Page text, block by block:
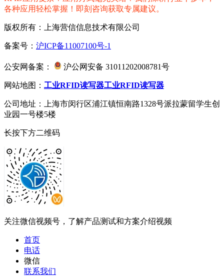
各种应用轻松掌握！即刻咨询获取专属建议。
版权所有：上海营信信息技术有限公司
备案号： 沪ICP备11007100号-1
公安网备案： 沪公网安备 31011202008781号
网站地图： 工业RFID读写器工业RFID读写器
公司地址：上海市闵行区浦江镇恒南路1328号派拉蒙留学生创
业园一号楼5楼
长按下方二维码
关注微信视频号，了解产品测试和方案介绍视频
首页
电话
微信
联系我们